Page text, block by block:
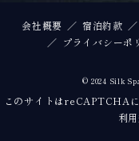
会社概要 宿泊約款
プライバシーポ
© 2024 Silk
このサイトはreCAPTCHA
利